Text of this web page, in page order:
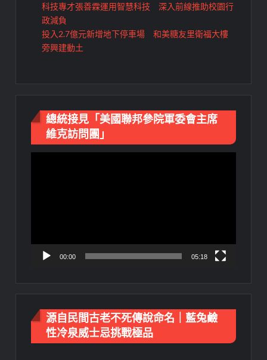
科技專才張善霖運用智慧科技 深入前線推助校園行
政減負
投入2.7億元新增地下停車場 和美糖友里衛福大樓
旁興建動土
總統接見「美國聯邦參院軍委會主席
維克訪問團」
00:00 05:18
源自民間古老不死傳說命名｜藍兔鹼
性冷泉威士忌挑戰極品